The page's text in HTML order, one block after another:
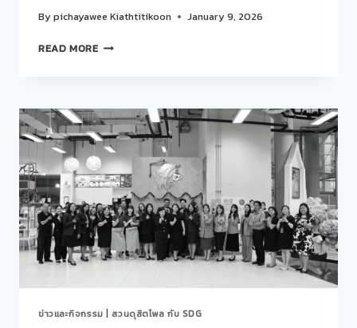
คณะ
มหาวิทยาลัย
มหาวิทยาลัย
แห่ง
ความ
เท่า
เทียม
และ
เสมอ
ภาค”
Bypichayawee Kiathtitikoon January 9, 2026
READ MOREสวน
ร่วม
กับ
คณะ
ครุศาสตร์
จัด
กิจกรรม
“คุย
สบายๆ…
STORY
TALK
ONE
ที่
ข่าวและกิจกรรม สวนดุสิตโพล กับ SDG